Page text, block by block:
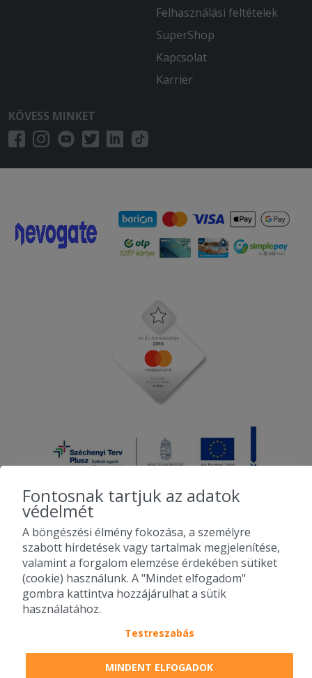
Felhasználási feltételek
SuperShop
Kapcsolat
Karrier
KÖVESS MINKET
2010-2026 Copyright - Falatozz.hu - Diston-line Kft.
Pizza, gyros, hamburger, menük kedvező áron, egy helyen az összes
étterem ajánlata.
Fontosnak tartjuk az adatok
védelmét
A böngészési élmény fokozása, a személyre
szabott hirdetések vagy tartalmak megjelenítése,
valamint a forgalom elemzése érdekében sütiket
(cookie) használunk. A "Mindet elfogadom"
gombra kattintva hozzájárulhat a sütik
használatához.
Testreszabás
MINDENT ELFOGADOK